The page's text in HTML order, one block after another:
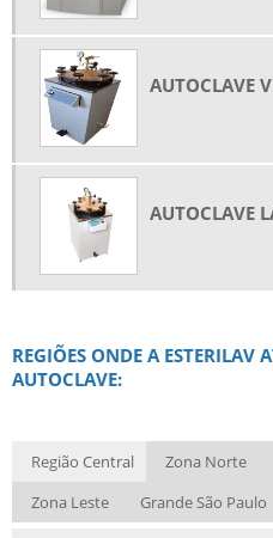
AUTOCLAVE
AUTOCLAVE
REGIÕES ONDE A ESTERILAV
AUTOCLAVE:
Região Central Zona Norte
Zona Leste
Grande São Paulo